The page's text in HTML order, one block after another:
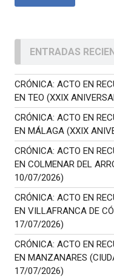
ENTRADAS
CRÓNICA: ACTO EN
EN TEO (XXIX
CRÓNICA: ACTO EN
EN MÁLAGA (XXIX
CRÓNICA: ACTO EN
EN COLMENAR DEL
10/07/2026)
CRÓNICA: ACTO EN
EN VILLAFRANCA DE
17/07/2026)
CRÓNICA: ACTO EN
EN MANZANARES
17/07/2026)